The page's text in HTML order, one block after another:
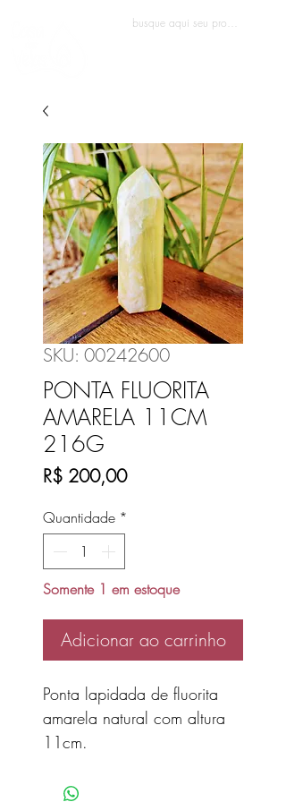
SKU: 00242600
PONTA FLUORITA
AMARELA 11CM
216G
R$ 200,00Preço
Quantidade *
Somente 1 em estoque
Adicionar ao carrinho
Ponta lapidada de fluorita
amarela natural com altura
11cm.